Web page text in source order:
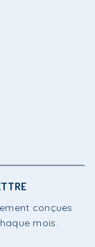
conçues
mois.